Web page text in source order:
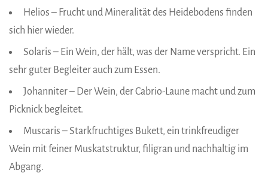
Helios – Frucht und Mineralität des Heidebodens finden
sich hier wieder.
Solaris – Ein Wein, der hält, was der Name verspricht. Ein
sehr guter Begleiter auch zum Essen.
Johanniter – Der Wein, der Cabrio-Laune macht und zum
Picknick begleitet.
Muscaris – Starkfruchtiges Bukett, ein trinkfreudiger
Wein mit feiner Muskatstruktur, filigran und nachhaltig im
Abgang.